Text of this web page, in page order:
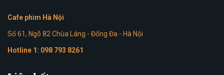
Cafe phim Hà Nội
Số 61, Ngõ 82 Chùa Láng - Đống Đa - Hà Nội
Hotline 1: 098 793 8261